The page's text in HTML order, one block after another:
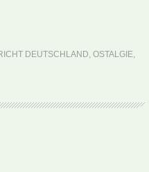
DEUTSCHLAND, OSTALGIE,